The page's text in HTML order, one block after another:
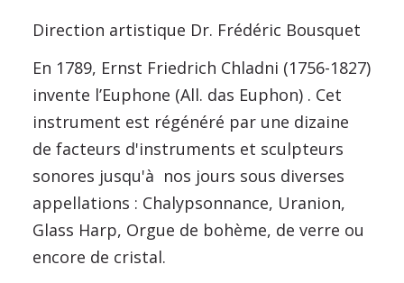
Direction artistique Dr. Frédéric Bousquet
En 1789, Ernst Friedrich Chladni (1756-1827)
invente l’Euphone (All. das Euphon) . Cet
instrument est régénéré par une dizaine
de facteurs d'instruments et sculpteurs
sonores jusqu'à nos jours sous diverses
appellations : Chalypsonnance, Uranion,
Glass Harp, Orgue de bohème, de verre ou
encore de cristal.